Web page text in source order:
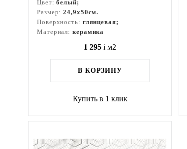
Цвет:белый;
Размер:24,9x50см.
Поверхность: глянцевая;
Материал: керамика
1 295 i м2
В КОРЗИНУ
Купить в 1 клик